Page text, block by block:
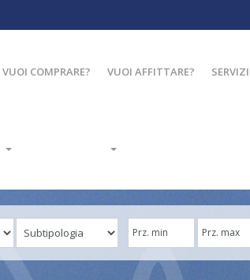
VUOI COMPRARE? VUOI AFFITTARE? SERVIZI